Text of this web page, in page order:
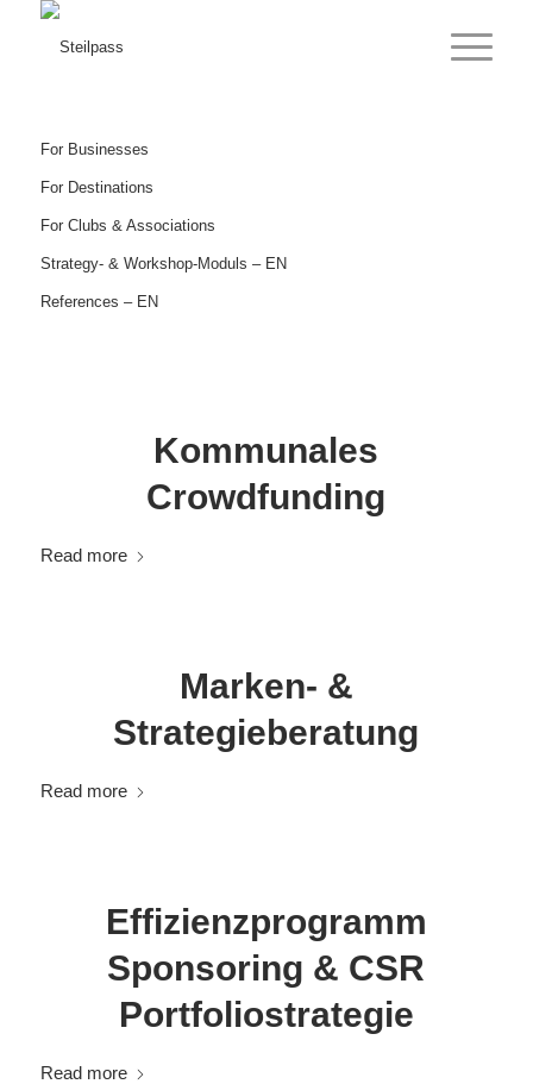
For Businesses
For Destinations
For Clubs & Associations
Strategy- & Workshop-Moduls – EN
References – EN
Kommunales
Crowdfunding
Read more
Marken- &
Strategieberatung
Read more
Effizienzprogramm
Sponsoring & CSR
Portfoliostrategie
Read more